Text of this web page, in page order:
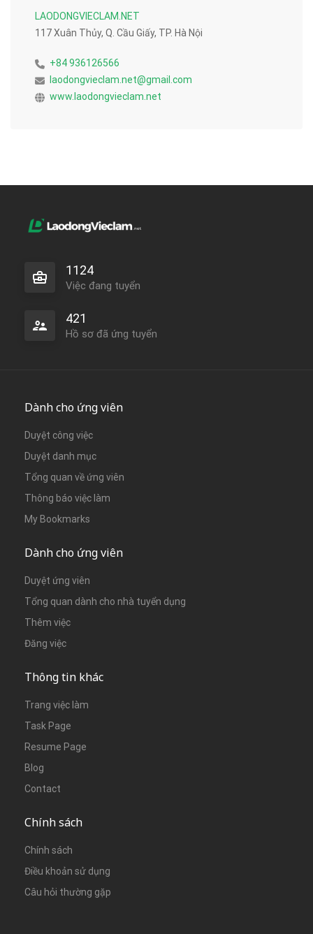
LAODONGVIECLAM.NET
117 Xuân Thủy, Q. Cầu Giấy, TP. Hà Nội
+84 936126566
laodongvieclam.net@gmail.com
www.laodongvieclam.net
1124
Việc đang tuyển
421
Hồ sơ đã ứng tuyển
Dành cho ứng viên
Duyệt công việc
Duyệt danh mục
Tổng quan về ứng viên
Thông báo việc làm
My Bookmarks
Dành cho ứng viên
Duyệt ứng viên
Tổng quan dành cho nhà tuyển dụng
Thêm việc
Đăng việc
Thông tin khác
Trang việc làm
Task Page
Resume Page
Blog
Contact
Chính sách
Chính sách
Điều khoản sử dụng
Câu hỏi thường gặp